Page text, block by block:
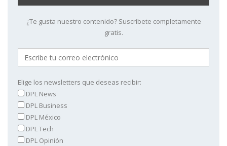
¿Te gusta nuestro contenido? Suscríbete completamente
gratis.
Elige los newsletters que deseas recibir:
DPL News
DPL Business
DPL México
DPL Tech
DPL Opinión